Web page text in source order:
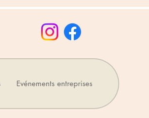
Evénements entreprises